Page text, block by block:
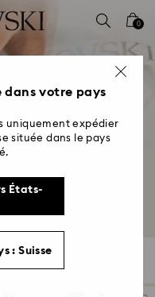
0
pour la
? Une surprise de dernière...
dans votre pays
uniquement expédier
située dans le pays
États-
: Suisse